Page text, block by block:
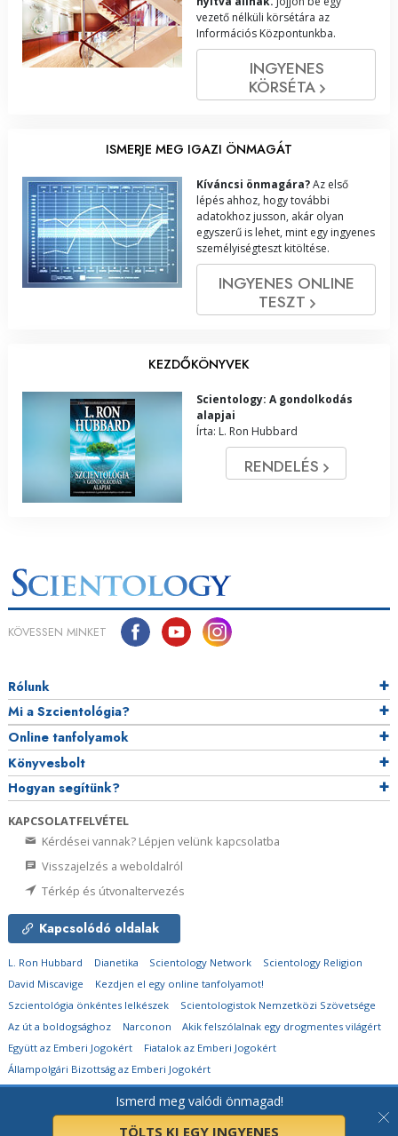
Ismerd meg valódi önmagad!
TÖLTS KI EGY INGYENES
vezető nélküli körsétára az
Információs Központunkba.
INGYENES
KÖRSÉTA
ISMERJE MEG IGAZI ÖNMAGÁT
Kíváncsi önmagára?Az első
lépés ahhoz, hogy további
adatokhoz jusson, akár olyan
egyszerű is lehet, mint egy ingyenes
személyiségteszt kitöltése.
INGYENES ONLINE
TESZT
KEZDŐKÖNYVEK
Scientology: A gondolkodás
alapjai
Írta: L. Ron Hubbard
RENDELÉS
KÖVESSEN MINKET
Rólunk
Mi a Szcientológia?
Online tanfolyamok
Könyvesbolt
Hogyan segítünk?
KAPCSOLATFELVÉTEL
Kérdései vannak? Lépjen velünk kapcsolatba
Visszajelzés a weboldalról
Térkép és útvonaltervezés
Kapcsolódó oldalak
L. Ron Hubbard Dianetika Scientology Network
Scientology Religion
David Miscavige
Kezdjen el egy online tanfolyamot!
Szcientológia önkéntes lelkészek
Scientologistok Nemzetközi Szövetsége
Az út a boldogsághoz
Narconon
Akik felszólalnak egy drogmentes világért
Együtt az Emberi Jogokért
Fiatalok az Emberi Jogokért
Állampolgári Bizottság az Emberi Jogokért
Church of Scientology Flag Ship Service Organization.
fenntartva.Adatvédelmi megjegyzés•Cookie-irányelvek•Használati feltételek•